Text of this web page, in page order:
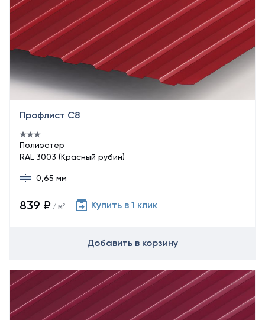
Профлист С8
Полиэстер
RAL 3003 (Красный рубин)
0,65 мм
839 ₽ / м² Купить в 1 клик
Добавить в корзину